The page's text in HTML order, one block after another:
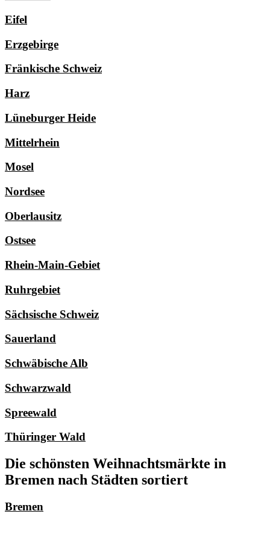
Eifel
Erzgebirge
Fränkische Schweiz
Harz
Lüneburger Heide
Mittelrhein
Mosel
Nordsee
Oberlausitz
Ostsee
Rhein-Main-Gebiet
Ruhrgebiet
Sächsische Schweiz
Sauerland
Schwäbische Alb
Schwarzwald
Spreewald
Thüringer Wald
Die schönsten Weihnachtsmärkte in
Bremen nach Städten sortiert
Bremen